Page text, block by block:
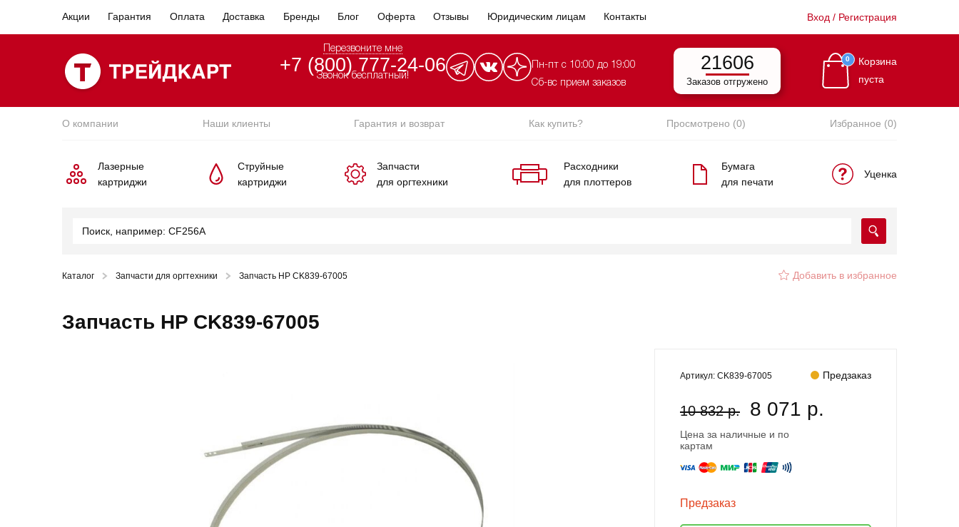
Акции Гарантия Оплата Доставка Бренды Блог Оферта Отзывы Юридическим лицам Контакты Вход / Регистрация
Перезвоните мне
+7 (800) 777-24-06
Звонок бесплатный!
Пн-пт с 10:00 до 19:00
Сб-вс прием заказов
21606
Заказов отгружено
0
Корзина
пуста
О компании Наши клиенты Гарантия и возврат Как купить? Просмотрено (0) Избранное (0)
Лазерные
картриджи
Струйные
картриджи
Запчасти
для оргтехники
Расходники
для плоттеров
Бумага
для печати
Уценка
Каталог Запчасти для оргтехники Запчасть HP CK839-67005 Добавить в избранное
Запчасть HP CK839-67005
Артикул: CK839-67005 Предзаказ
10 832 р. 8 071 р.
Цена за наличные и по
картам
Предзаказ